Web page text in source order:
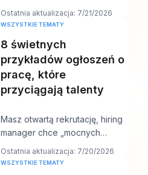
prawdziwej historii z własnego
życia tak, aby ujawn
Ostatnia aktualizacja: 7/21/2026
WSZYSTKIE TEMATY
8 świetnych
przykładów ogłoszeń o
pracę, które
przyciągają talenty
Masz otwartą rekrutację, hiring
manager chce „mocnych
kandydatów do przyszłego
tygodnia”, a Twoje og
Ostatnia aktualizacja: 7/20/2026
WSZYSTKIE TEMATY